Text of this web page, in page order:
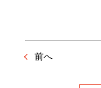
前へ